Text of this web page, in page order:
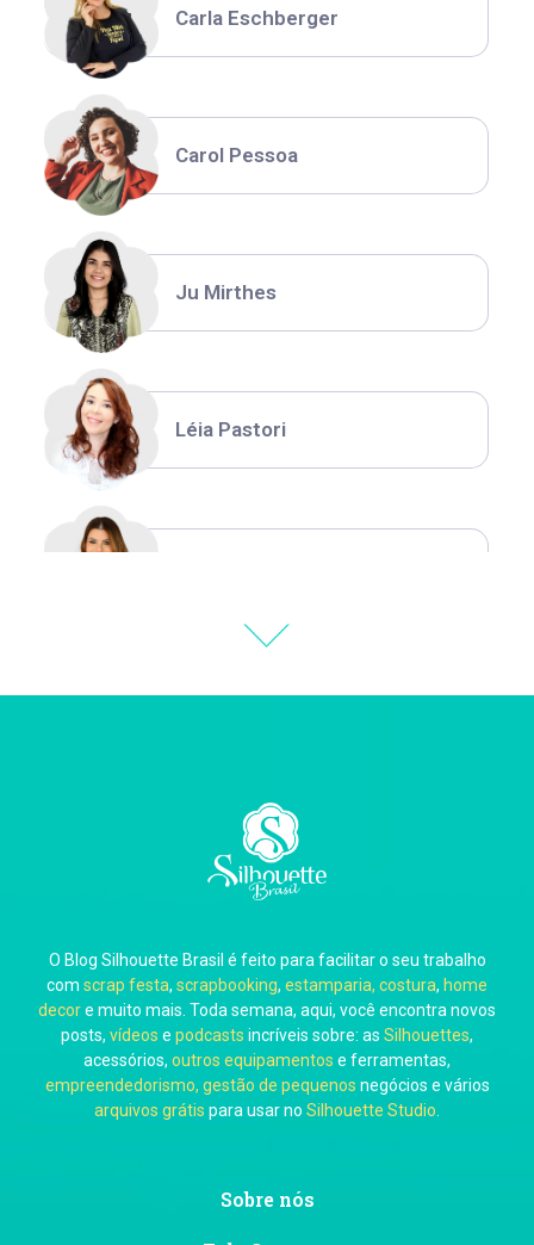
Carla Eschberger
Carol Pessoa
Ju Mirthes
Léia Pastori
Carla Eschberger
Carol Pessoa
Ju Mirthes
O Blog Silhouette Brasil é feito para facilitar o seu trabalho
com scrap festa, scrapbooking, estamparia, costura, home
decore muito mais. Toda semana, aqui, você encontra novos
posts, vídeos e podcasts incríveis sobre: as Silhouettes,
acessórios, outros equipamentos e ferramentas,
empreendedorismo, gestão de pequenos negócios e vários
arquivos grátis para usar no Silhouette Studio
Sobre nós